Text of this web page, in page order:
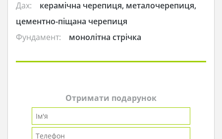
Дах:
керамічна черепиця, металочерепиця,
цементно-піщана черепиця
Фундамент:
монолітна стрічка
Отримати подарунок